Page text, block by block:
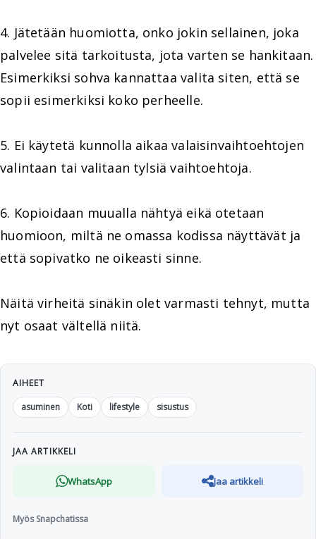
4. Jätetään huomiotta, onko jokin sellainen, joka
palvelee sitä tarkoitusta, jota varten se hankitaan.
Esimerkiksi sohva kannattaa valita siten, että se
sopii esimerkiksi koko perheelle.
5. Ei käytetä kunnolla aikaa valaisinvaihtoehtojen
valintaan tai valitaan tylsiä vaihtoehtoja.
6. Kopioidaan muualla nähtyä eikä otetaan
huomioon, miltä ne omassa kodissa näyttävät ja
että sopivatko ne oikeasti sinne.
Näitä virheitä sinäkin olet varmasti tehnyt, mutta
nyt osaat vältellä niitä.
AIHEET
asuminen
Koti lifestyle sisustus
JAA ARTIKKELI
WhatsApp Jaa artikkeli
Myös Snapchatissa